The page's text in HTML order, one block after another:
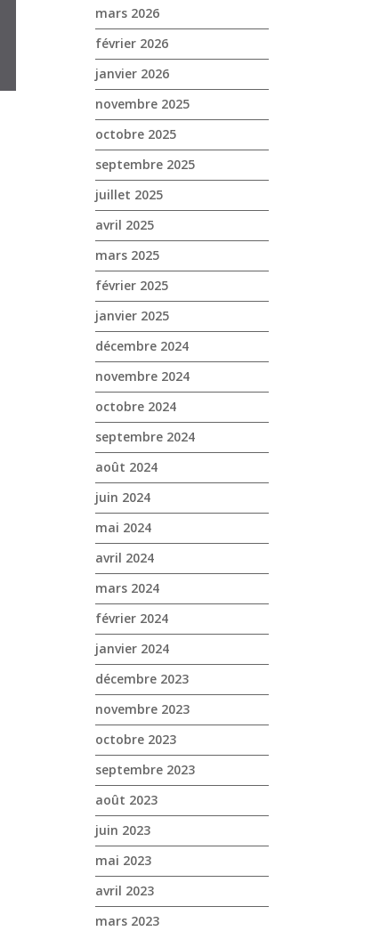
mars 2026
février 2026
janvier 2026
novembre 2025
octobre 2025
septembre 2025
juillet 2025
avril 2025
mars 2025
février 2025
janvier 2025
décembre 2024
novembre 2024
octobre 2024
septembre 2024
août 2024
juin 2024
mai 2024
avril 2024
mars 2024
février 2024
janvier 2024
décembre 2023
novembre 2023
octobre 2023
septembre 2023
août 2023
juin 2023
mai 2023
avril 2023
mars 2023